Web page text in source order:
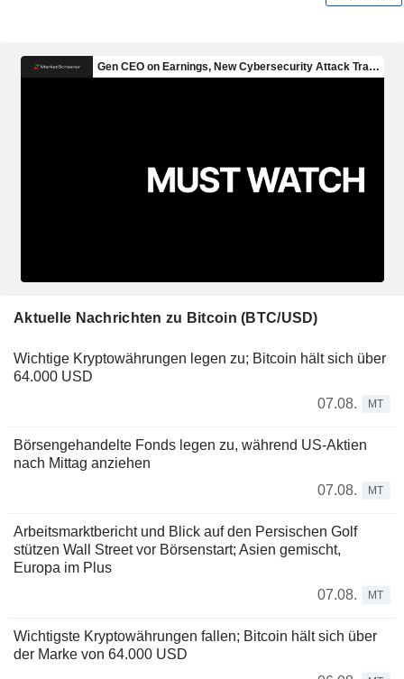
Aktuelle Nachrichten zu Bitcoin (BTC/USD)
Wichtige Kryptowährungen legen zu; Bitcoin hält sich über
64.000 USD
07.08.
MT
Börsengehandelte Fonds legen zu, während US-Aktien
nach Mittag anziehen
07.08.
MT
Arbeitsmarktbericht und Blick auf den Persischen Golf
stützen Wall Street vor Börsenstart; Asien gemischt,
Europa im Plus
07.08.
MT
Wichtigste Kryptowährungen fallen; Bitcoin hält sich über
der Marke von 64.000 USD